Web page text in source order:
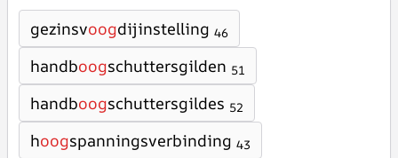
gezinsvoogdijinstelling 46
handboogschuttersgilden 51
handboogschuttersgildes 52
hoogspanningsverbinding 43